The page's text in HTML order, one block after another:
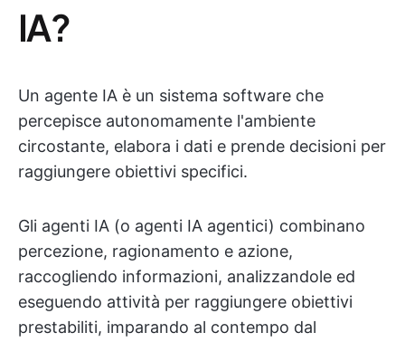
IA?
Un agente IA è un sistema software che
percepisce autonomamente l'ambiente
circostante, elabora i dati e prende decisioni per
raggiungere obiettivi specifici.
Gli agenti IA (o agenti IA agentici) combinano
percezione, ragionamento e azione,
raccogliendo informazioni, analizzandole ed
eseguendo attività per raggiungere obiettivi
prestabiliti, imparando al contempo dal